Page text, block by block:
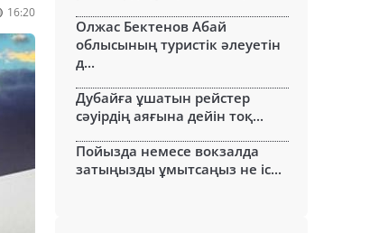
16:20
Олжас Бектенов Абай
облысының туристік әлеуетін
д...
Дубайға ұшатын рейстер
сәуірдің аяғына дейін тоқ...
Пойызда немесе вокзалда
затыңызды ұмытсаңыз не іс...